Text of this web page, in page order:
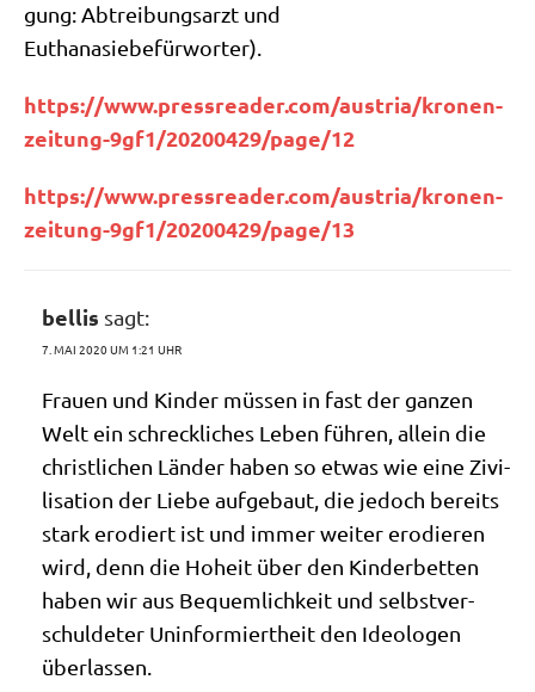
gung: Abtrei­bungs­arzt und
Euthanasiebefürworter).
https://​www​.press​rea​der​.com/​a​u​s​t​r​i​a​/​k​r​o​n​e​n​-​
z​e​i​t​u​n​g​-​9​g​f​1​/​2​0​2​0​0​4​2​9​/​p​a​g​e​/12
https://​www​.press​rea​der​.com/​a​u​s​t​r​i​a​/​k​r​o​n​e​n​-​
z​e​i​t​u​n​g​-​9​g​f​1​/​2​0​2​0​0​4​2​9​/​p​a​g​e​/13
bellis sagt:
7. MAI 2020 UM 1:21 UHR
Frau­en und Kin­der müs­sen in fast der gan­zen
Welt ein schreck­li­ches Leben füh­ren, allein die
christ­li­chen Län­der haben so etwas wie eine Zivi­
li­sa­ti­on der Lie­be auf­ge­baut, die jedoch bereits
stark ero­diert ist und immer wei­ter ero­die­ren
wird, denn die Hoheit über den Kin­der­bet­ten
haben wir aus Bequem­lich­keit und selbst­ver­
schul­de­ter Unin­for­miert­heit den Ideo­lo­gen
überlassen.